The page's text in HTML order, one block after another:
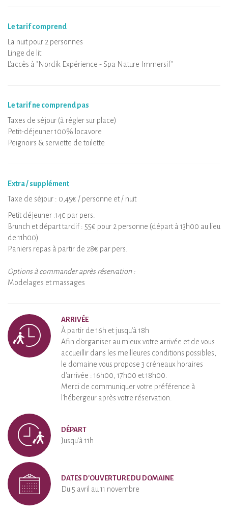
Le tarif comprend
La nuit pour 2 personnes
Linge de lit
L'accès à "Nordik Expérience - Spa Nature Immersif"
Le tarif ne comprend pas
Taxes de séjour (à régler sur place)
Petit-déjeuner 100% locavore
Peignoirs & serviette de toilette
Extra / supplément
Taxe de séjour : 0,45€ / personne et / nuit
Petit déjeuner :14€ par pers.
Brunch et départ tardif : 55€ pour 2 personne (départ à 13h00 au lieu
de 11h00)
Paniers repas à partir de 28€ par pers.
Options à commander après réservation :
Modelages et massages
ARRIVÉE
À partir de 16h et jusqu'à 18h
Afin d'organiser au mieux votre arrivée et de vous
accueillir dans les meilleures conditions possibles,
le domaine vous propose 3 créneaux horaires
d'arrivée : 16h00, 17h00 et 18h00.
Merci de communiquer votre préférence à
l'hébergeur après votre réservation.
DÉPART
Jusqu'à 11h
DATES D'OUVERTURE DU DOMAINE
Du 5 avril au 11 novembre